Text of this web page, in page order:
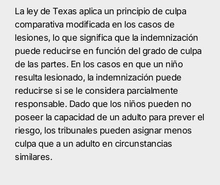
La ley de Texas aplica un principio de culpa
comparativa modificada en los casos de
lesiones, lo que significa que la indemnización
puede reducirse en función del grado de culpa
de las partes. En los casos en que un niño
resulta lesionado, la indemnización puede
reducirse si se le considera parcialmente
responsable. Dado que los niños pueden no
poseer la capacidad de un adulto para prever el
riesgo, los tribunales pueden asignar menos
culpa que a un adulto en circunstancias
similares.